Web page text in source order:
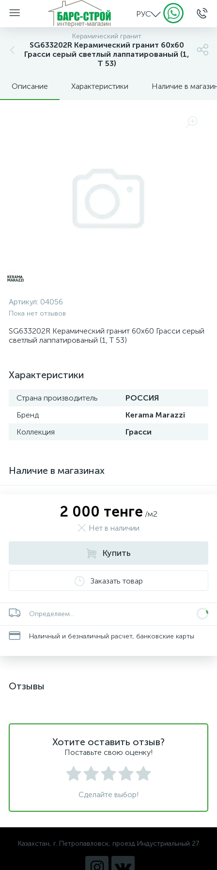
РУС
Керамический гранит
SG633202R Керамический гранит 60х60
Грасси серый светлый лаппатированый (1,
Т 53)
Описание Характеристики Наличие в
Артикул: 04056
Пока нет отзывов
SG633202R Керамический гранит 60х60 Грасси серый
светлый лаппатированый (1, Т 53)
Характеристики
Страна производитель
РОССИЯ
Бренд
Kerama Marazzi
Коллекция
Грасси
Наличие в магазинах
2 000 тенге /м2
Нет в наличии
Купить
Заказать товар
Определяем...
Наличный и безналичный расчет, банковские карты
Отзывы
Хотите оставить отзыв?
Поставьте свою оценку!
Сделайте выбор!
Казахстан, г. Петропавловск, проезд Индустриальный 27